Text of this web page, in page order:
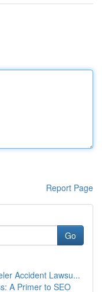
Report Page
Go
Accident Lawsu...
A Primer to SEO